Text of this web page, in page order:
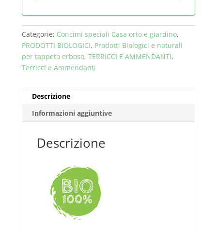
Categorie: Concimi speciali Casa orto e giardino,
PRODOTTI BIOLOGICI, Prodotti Biologici e naturali
per tappeto erboso, TERRICCI E AMMENDANTI,
Terricci e Ammendanti
Descrizione
Informazioni aggiuntive
Descrizione